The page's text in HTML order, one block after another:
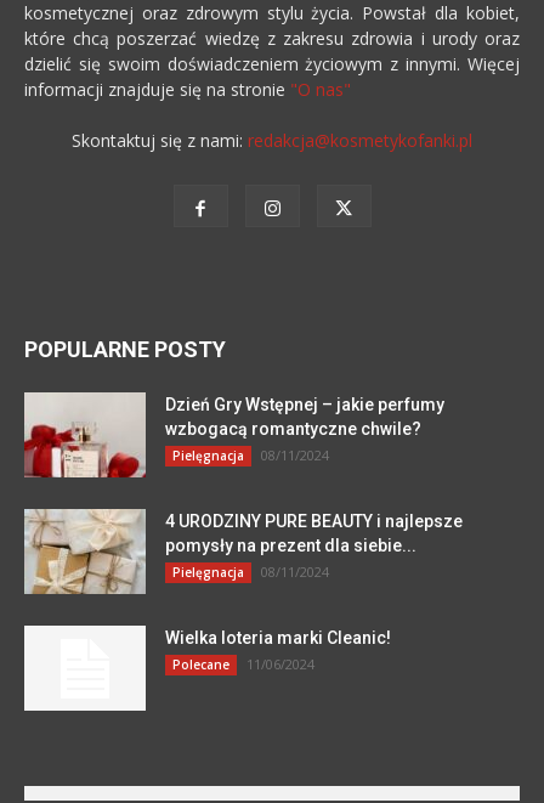
kosmetycznej oraz zdrowym stylu życia. Powstał dla kobiet,
które chcą poszerzać wiedzę z zakresu zdrowia i urody oraz
dzielić się swoim doświadczeniem życiowym z innymi. Więcej
informacji znajduje się na stronie "O nas"
Skontaktuj się z nami: redakcja@kosmetykofanki.pl
POPULARNE POSTY
Dzień Gry Wstępnej – jakie perfumy
wzbogacą romantyczne chwile?
Pielęgnacja 08/11/2024
4 URODZINY PURE BEAUTY i najlepsze
pomysły na prezent dla siebie...
Pielęgnacja 08/11/2024
Wielka loteria marki Cleanic!
Polecane 11/06/2024